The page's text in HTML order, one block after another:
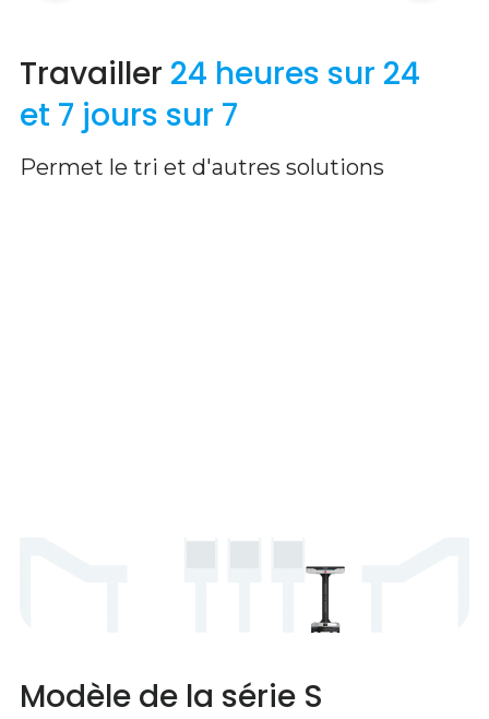
Travailler 24 heures sur 24
et 7 jours sur 7
Permet le tri et d'autres solutions
Modèle de la série S